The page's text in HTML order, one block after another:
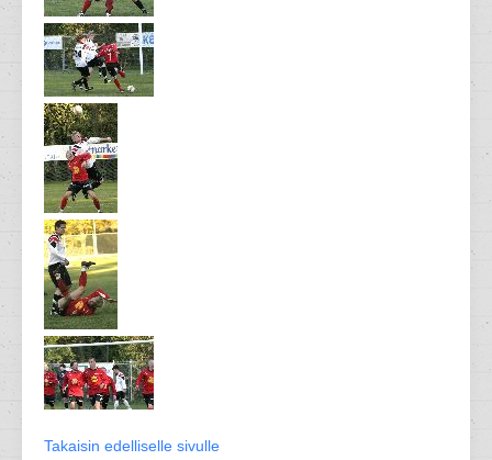
Takaisin edelliselle sivulle